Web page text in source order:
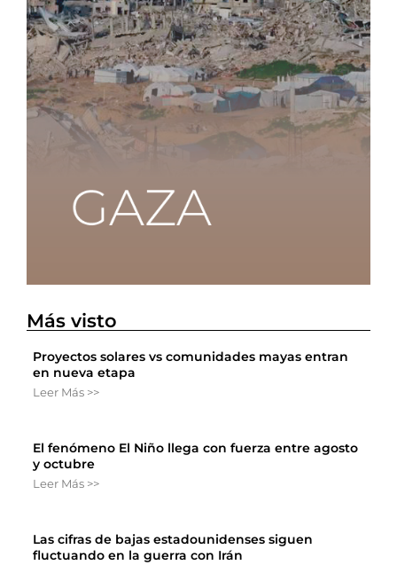
Más visto
Proyectos solares vs comunidades mayas entran
en nueva etapa
Leer Más >>
El fenómeno El Niño llega con fuerza entre agosto
y octubre
Leer Más >>
Las cifras de bajas estadounidenses siguen
fluctuando en la guerra con Irán